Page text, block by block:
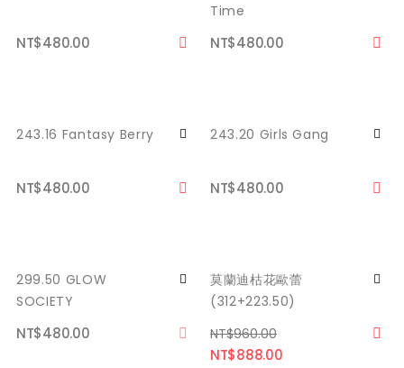
NT$480.00
Time
NT$480.00
243.16 Fantasy Berry
NT$480.00
243.20 Girls Gang
NT$480.00
299.50 GLOW
SOCIETY
NT$480.00
莫蘭迪枯花歐蕾
(312+223.50)
NT$960.00
NT$888.00